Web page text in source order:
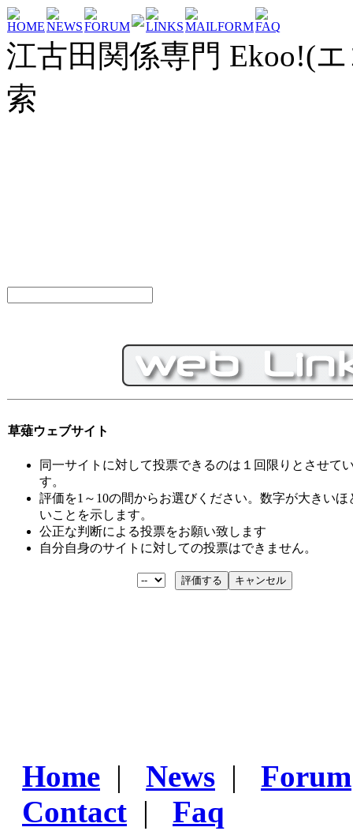
HOMENEWSFORUM LINKSMAILFORMFAQ
江古田関係専門 Ekoo!(
索
草薙ウェブサイト
同一サイトに対して投票できるのは１回限りとさせて
す。
評価を1～10の間からお選びください。数字が大きいほ
いことを示します。
公正な判断による投票をお願い致します
自分自身のサイトに対しての投票はできません。
Home | News | Forum
Contact | Faq